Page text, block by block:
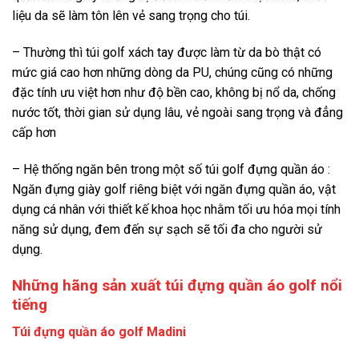
liệu da sẽ làm tôn lên vẻ sang trọng cho túi.
– Thường thì túi golf xách tay được làm từ da bò thật có
mức giá cao hơn những dòng da PU, chúng cũng có những
đặc tính ưu việt hơn như độ bền cao, không bị nổ da, chống
nước tốt, thời gian sử dụng lâu, vẻ ngoài sang trọng và đẳng
cấp hơn
– Hệ thống ngăn bên trong một số túi golf đựng quần áo :
Ngăn đựng giày golf riêng biệt với ngăn đựng quần áo, vật
dụng cá nhân với thiết kế khoa học nhằm tối ưu hóa mọi tính
năng sử dụng, đem đến sự sạch sẽ tối đa cho người sử
dụng.
Những hãng sản xuất túi đựng quần áo golf nổi
tiếng
Túi đựng quần áo golf Madini